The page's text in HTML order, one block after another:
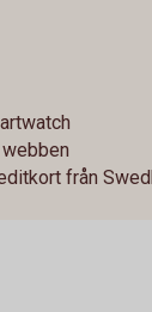
från